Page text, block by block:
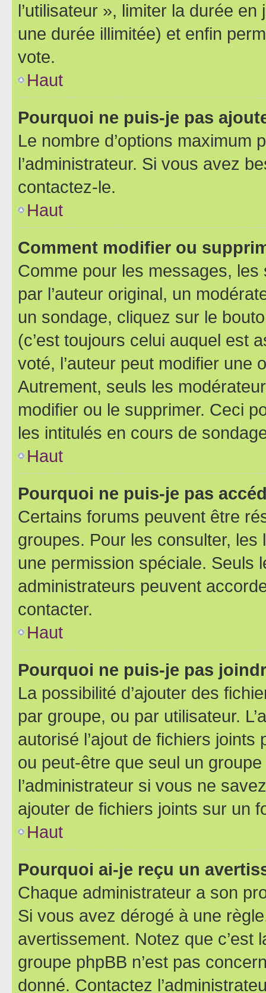
l’utilisateur », limiter la durée
une durée illimitée) et enfin
vote.
Haut
Pourquoi ne puis-je pas
Le nombre d’options maximum
l’administrateur. Si vous avez
contactez-le.
Haut
Comment modifier ou
Comme pour les messages,
par l’auteur original, un
un sondage, cliquez sur le
(c’est toujours celui auquel est
voté, l’auteur peut modifier une
Autrement, seuls les
modifier ou le supprimer. Ceci
les intitulés en cours de
Haut
Pourquoi ne puis-je pas
Certains forums peuvent être
groupes. Pour les consulter,
une permission spéciale. Seuls
administrateurs peuvent
contacter.
Haut
Pourquoi ne puis-je pas
La possibilité d’ajouter des
par groupe, ou par utilisateur.
autorisé l’ajout de fichiers
ou peut-être que seul un
l’administrateur si vous ne
ajouter de fichiers joints sur un
Haut
Pourquoi ai-je reçu un
Chaque administrateur a son
Si vous avez dérogé à une
avertissement. Notez que c’est
groupe phpBB n’est pas
donné. Contactez